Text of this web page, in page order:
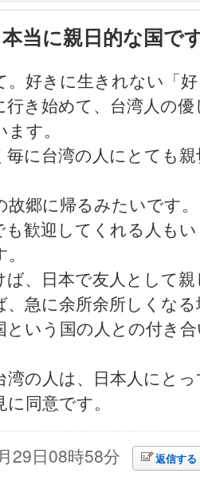
当に親日的な国で
。好きに生きれない「
行き始めて、台湾人の
す。
毎に台湾の人にとても
故郷に帰るみたいです。
も歓迎してくれる人も
ば、日本で友人として
、急に余所余所しくな
という国の人との付き
湾の人は、日本人にと
同意です。
29日08時58分 返信する